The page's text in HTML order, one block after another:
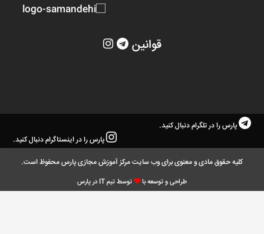
قوانین
پارس را در تلگرام دنبال کنید.
پارس را در اینستاگرام دنبال کنید.
کلیه حقوق مادی و معنوی برای وب سایت مرکز آموزش مجازی پارس محفوظ است.
طراحی و توسعه با توسط تیم IT در پارس